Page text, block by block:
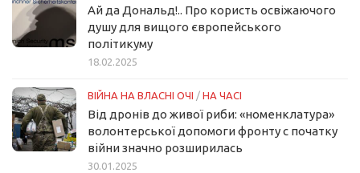
Ай да Дональд!.. Про користь освіжаючого
душу для вищого європейського
політикуму
18.02.2025
ВІЙНА НА ВЛАСНІ ОЧІ / НА ЧАСІ
Від дронів до живої риби: «номенклатура»
волонтерської допомоги фронту с початку
війни значно розширилась
30.01.2025